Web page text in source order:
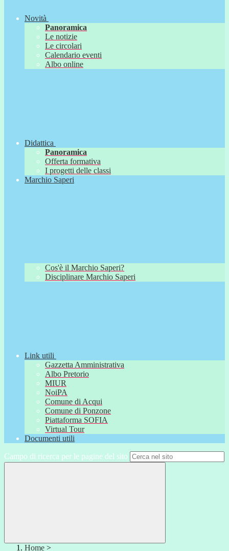
Novità
Panoramica
Le notizie
Le circolari
Calendario eventi
Albo online
Didattica
Panoramica
Offerta formativa
I progetti delle classi
Marchio Saperi
Cos'è il Marchio Saperi?
Disciplinare Marchio Saperi
Link utili
Gazzetta Amministrativa
Albo Pretorio
MIUR
NoiPA
Comune di Acqui
Comune di Ponzone
Piattaforma SOFIA
Virtual Tour
Documenti utili
Campo di ricerca per le pagine del sito
Home >